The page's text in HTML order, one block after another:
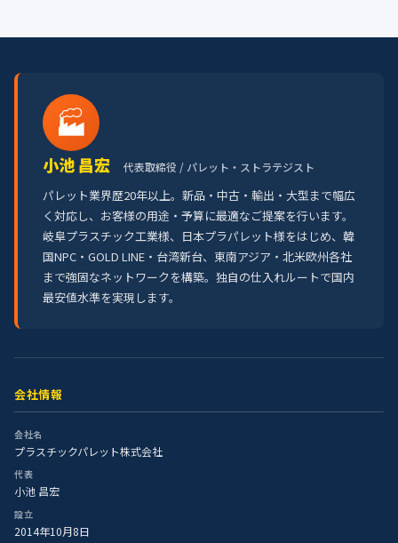
🏭
小池 昌宏 代表取締役 / パレット・ストラテジスト
パレット業界歴20年以上。新品・中古・輸出・大型まで幅広
く対応し、お客様の用途・予算に最適なご提案を行います。
岐阜プラスチック工業様、日本プラパレット様をはじめ、韓
国NPC・GOLD LINE・台湾新台、東南アジア・北米欧州各社
まで強固なネットワークを構築。独自の仕入れルートで国内
最安値水準を実現します。
会社情報
会社名
プラスチックパレット株式会社
代表
小池 昌宏
設立
2014年10月8日